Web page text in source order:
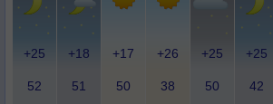
+25 +18 +17 +26 +25 +25
52 51 50 38 50 42